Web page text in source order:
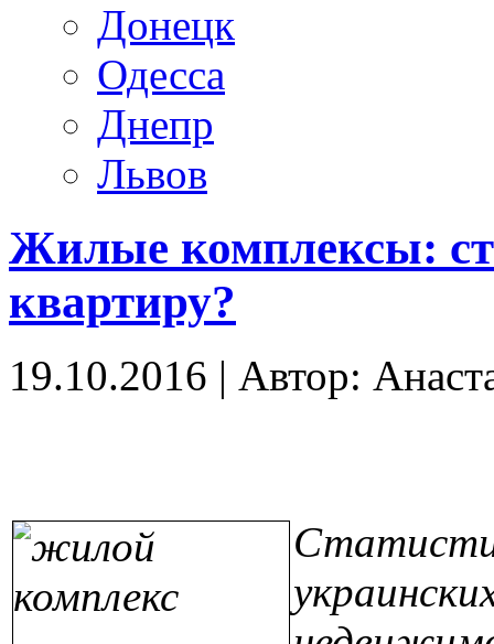
Донецк
Одесса
Днепр
Львов
Жилые комплексы:
квартиру?
19.10.2016 | Автор: